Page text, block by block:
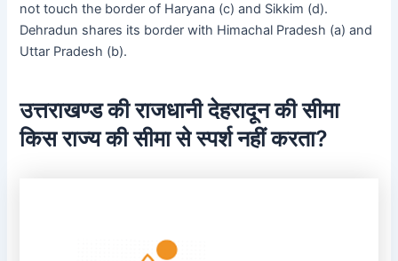
not touch the border of Haryana (c) and Sikkim (d).
Dehradun shares its border with Himachal Pradesh (a) and
Uttar Pradesh (b).
उत्तराखण्ड की राजधानी देहरादून की सीमा
किस राज्य की सीमा से स्पर्श नहीं करता?